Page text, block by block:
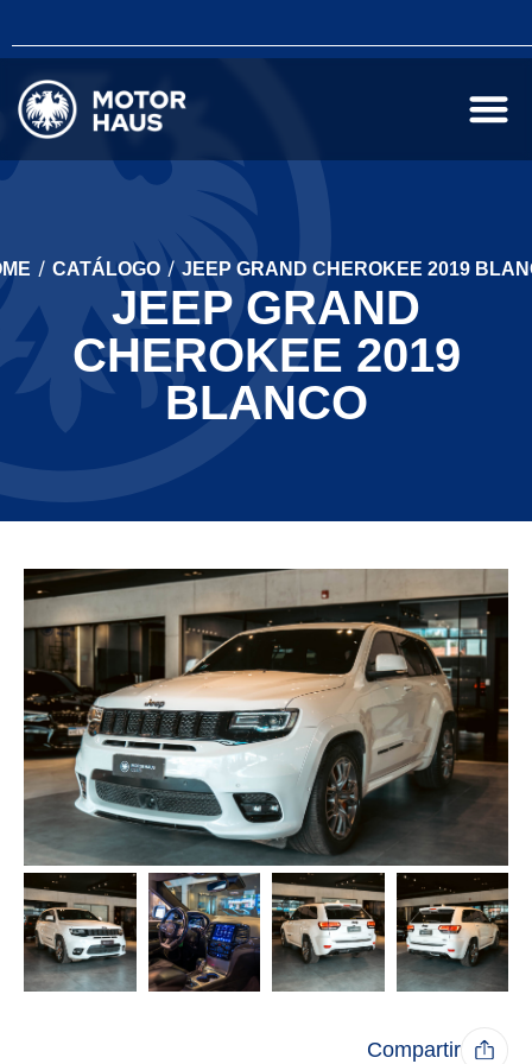
/ CATÁLOGO / JEEP GRAND CHEROKEE 2019
JEEP GRAND
CHEROKEE 2019
BLANCO
Compartir